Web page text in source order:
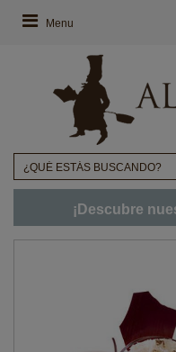
Menu
¡Descubre